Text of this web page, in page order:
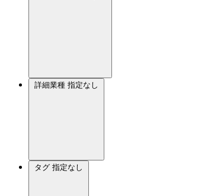
詳細業種 指定なし
タグ 指定なし